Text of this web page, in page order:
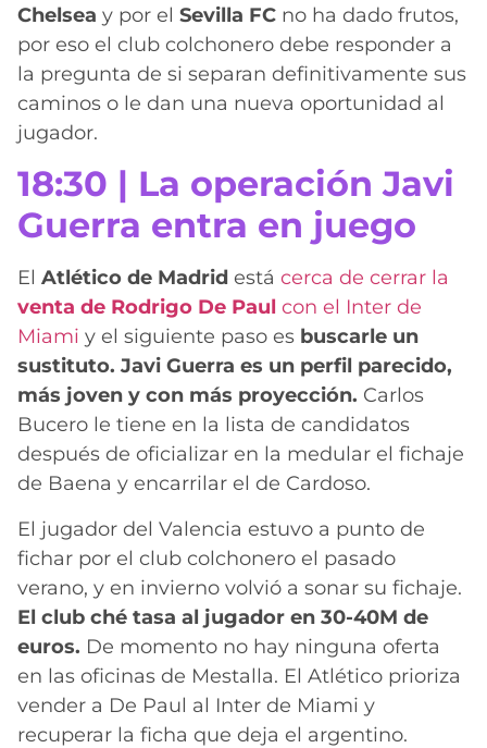
Chelsea y por el Sevilla FC no ha dado frutos,
por eso el club colchonero debe responder a
la pregunta de si separan definitivamente sus
caminos o le dan una nueva oportunidad al
jugador.
18:30 | La operación Javi
Guerra entra en juego
El Atlético de Madrid está cerca de cerrar la
venta de Rodrigo De Paul con el Inter de
Miami y el siguiente paso es buscarle un
sustituto. Javi Guerra es un perfil parecido,
más joven y con más proyección. Carlos
Bucero le tiene en la lista de candidatos
después de oficializar en la medular el fichaje
de Baena y encarrilar el de Cardoso.
El jugador del Valencia estuvo a punto de
fichar por el club colchonero el pasado
verano, y en invierno volvió a sonar su fichaje.
El club ché tasa al jugador en 30-40M de
euros. De momento no hay ninguna oferta
en las oficinas de Mestalla. El Atlético prioriza
vender a De Paul al Inter de Miami y
recuperar la ficha que deja el argentino.